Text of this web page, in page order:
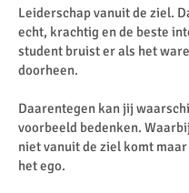
Leiderschap vanuit de ziel.
echt, krachtig en de beste
student bruist er als het
doorheen.
Daarentegen kan jij
voorbeeld bedenken.
niet vanuit de ziel komt
het ego.